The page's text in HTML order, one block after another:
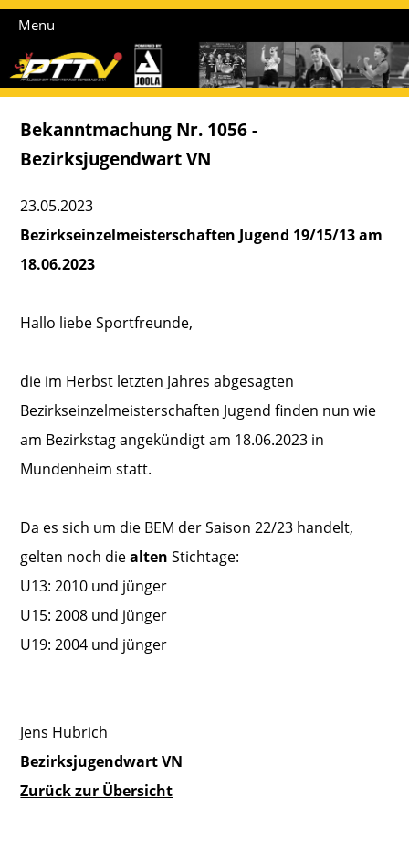
Menu
Bekanntmachung Nr. 1056 -
Bezirksjugendwart VN
23.05.2023
Bezirkseinzelmeisterschaften Jugend 19/15/13 am
18.06.2023
Hallo liebe Sportfreunde,
die im Herbst letzten Jahres abgesagten
Bezirkseinzelmeisterschaften Jugend finden nun wie
am Bezirkstag angekündigt am 18.06.2023 in
Mundenheim statt.
Da es sich um die BEM der Saison 22/23 handelt,
gelten noch diealten Stichtage:
U13: 2010 und jünger
U15: 2008 und jünger
U19: 2004 und jünger
Jens Hubrich
Bezirksjugendwart VN
Zurück zur Übersicht